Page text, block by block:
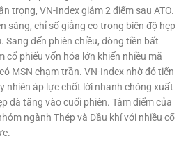
trọng, VN-Index giảm 2 điểm sau ATO.
sáng, chỉ số giằng co trong biên độ hẹp
Sang đến phiên chiều, dòng tiền bất
cổ phiếu vốn hóa lớn khiến nhiều mã
MSN chạm trần. VN-Index nhờ đó tiến
nhiên áp lực chốt lời nhanh chóng xuất
đà tăng vào cuối phiên. Tâm điểm của
ngành Thép và Dầu khí với nhiều cổ